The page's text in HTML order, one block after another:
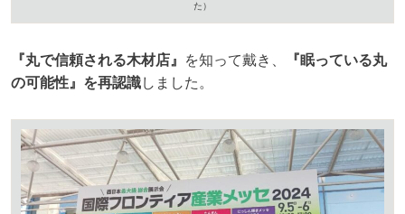
た）
『丸で信頼される木材店』 を知って戴き、
『眠っている丸
の可能性』を再認識しました。